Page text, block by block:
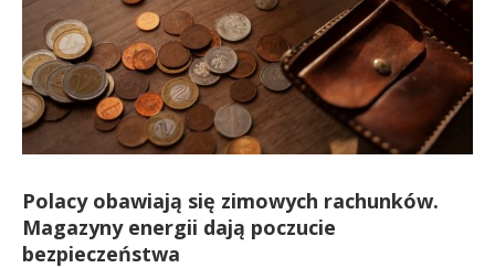
Polacy obawiają się zimowych rachunków.
Magazyny energii dają poczucie
bezpieczeństwa